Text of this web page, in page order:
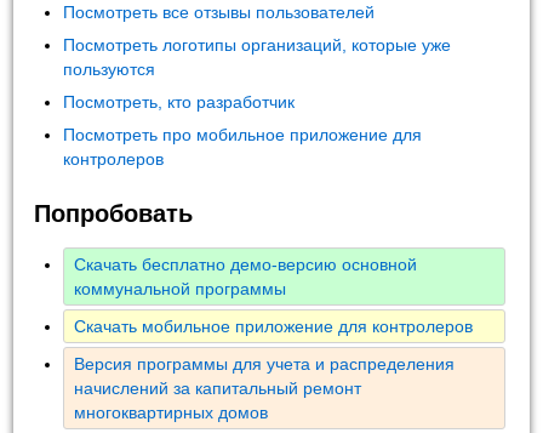
Посмотреть все отзывы пользователей
Посмотреть логотипы организаций, которые уже
пользуются
Посмотреть, кто разработчик
Посмотреть про мобильное приложение для
контролеров
Попробовать
Скачать бесплатно демо-версию основной
коммунальной программы
Скачать мобильное приложение для контролеров
Версия программы для учета и распределения
начислений за капитальный ремонт
многоквартирных домов